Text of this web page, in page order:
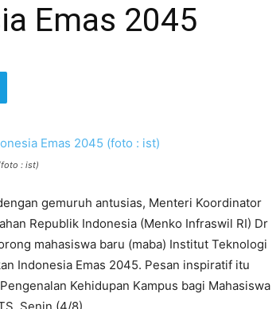
Emas 2045
: ist)
gemuruh antusias, Menteri Koordinator
Republik Indonesia (Menko Infraswil RI) Dr
mahasiswa baru (maba) Institut Teknologi
Indonesia Emas 2045. Pesan inspiratif itu
Kehidupan Kampus bagi Mahasiswa